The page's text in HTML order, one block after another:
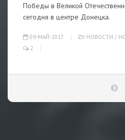
Победы в Великой
сегодня в центре Донецка.
09-МАЙ-2017 НОВОСТИ /
2